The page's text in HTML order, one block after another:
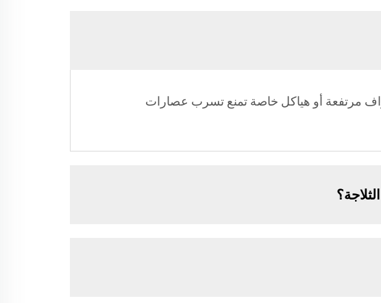
مرتفعة أو هياكل خاصة تمنع تسرب عصارات